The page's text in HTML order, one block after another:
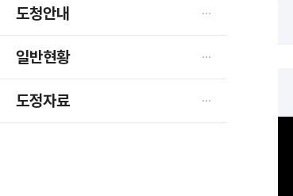
도청안내
일반현황
도정자료